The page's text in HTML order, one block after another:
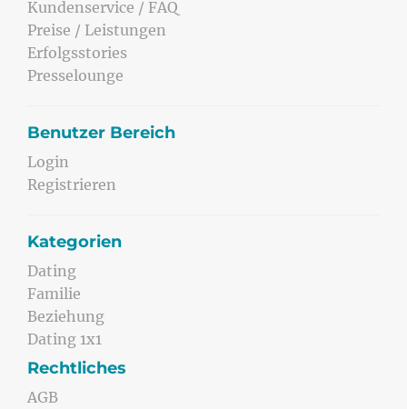
Kundenservice / FAQ
Preise / Leistungen
Erfolgsstories
Presselounge
Benutzer Bereich
Login
Registrieren
Kategorien
Dating
Familie
Beziehung
Dating 1x1
Rechtliches
AGB